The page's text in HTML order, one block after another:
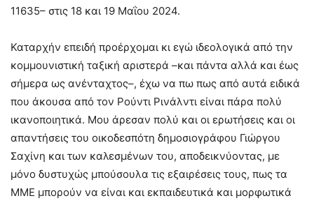
11635– στις 18 και 19 Μαΐου 2024.
Καταρχήν επειδή προέρχομαι κι εγώ ιδεολογικά από την
κομμουνιστική ταξική αριστερά –και πάντα αλλά και έως
σήμερα ως ανένταχτος–, έχω να πω πως από αυτά ειδικά
που άκουσα από τον Ρούντι Ρινάλντι είναι πάρα πολύ
ικανοποιητικά. Μου άρεσαν πολύ και οι ερωτήσεις και οι
απαντήσεις του οικοδεσπότη δημοσιογράφου Γιώργου
Σαχίνη και των καλεσμένων του, αποδεικνύοντας, με
μόνο δυστυχώς μπούσουλα τις εξαιρέσεις τους, πως τα
ΜΜΕ μπορούν να είναι και εκπαιδευτικά και μορφωτικά